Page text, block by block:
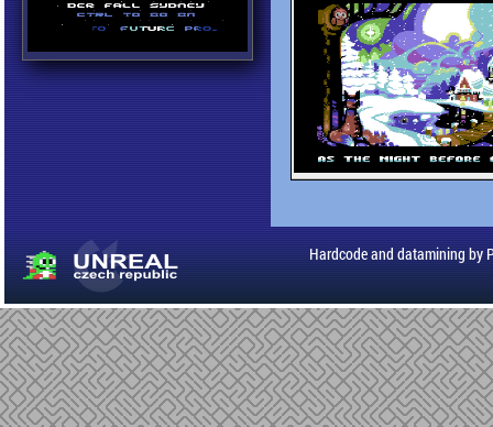
Hardcode and datamining by